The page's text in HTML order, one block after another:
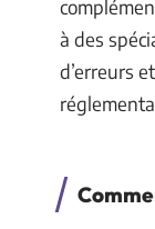
à des
d’erreurs